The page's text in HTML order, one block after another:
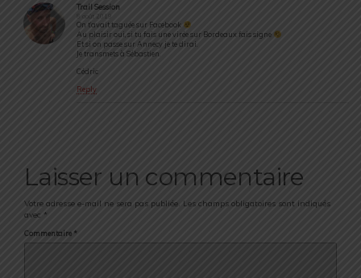
Trail Session
8 août 2019
On t’avait taguée sur Facebook
Au plaisir oui, si tu fais une virée sur Bordeaux fais signe
Et si on passe sur Annecy je te dirai.
Je transmets à Sébastien.
Cédric
Reply
Laisser un commentaire
Votre adresse e-mail ne sera pas publiée. Les champs obligatoires sont indiqués
avec *
Commentaire *